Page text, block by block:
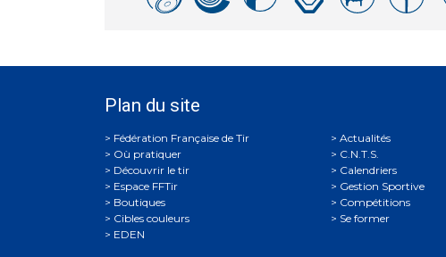
Plan du site
Où pratiquer
Découvrir le tir
Espace FFTir
Boutiques
Cibles couleurs
EDEN
Actualités
C.N.T.S.
Calendriers
Gestion Sportive
Compétitions
Se former